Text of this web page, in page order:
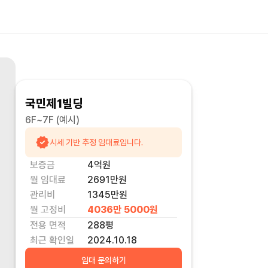
국민제1빌딩
6F~7F (예시)
시세 기반 추정 임대료입니다.
보증금 4억원
월 임대료
2691만원
관리비
1345만원
월 고정비
4036만 5000원
전용 면적
288평
최근 확인일
2024.10.18
임대 문의하기